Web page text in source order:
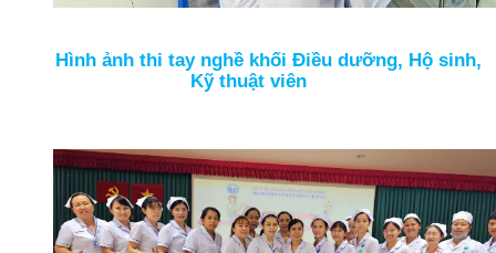
Hình ảnh thi tay nghề khối Điều dưỡng, Hộ sinh,
Kỹ thuật viên